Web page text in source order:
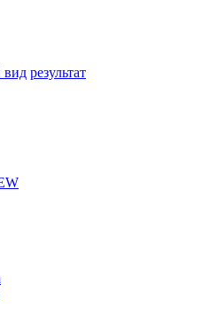
вид результат